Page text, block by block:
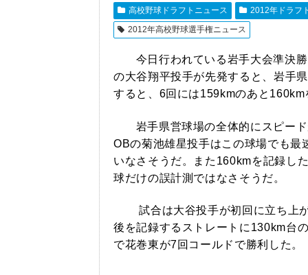
高校野球ドラフトニュース
2012年ドラフ
2012年高校野球選手権ニュース
今日行われている岩手大会準決
の大谷翔平投手が先発すると、岩手
すると、6回には159kmのあと160km
岩手県営球場の全体的にスピー
OBの菊池雄星投手はこの球場でも
いなさそうだ。また160kmを記録し
球だけの誤計測ではなさそうだ。
試合は大谷投手が初回に立ち上
後を記録するストレートに130km台
で花巻東が7回コールドで勝利した。